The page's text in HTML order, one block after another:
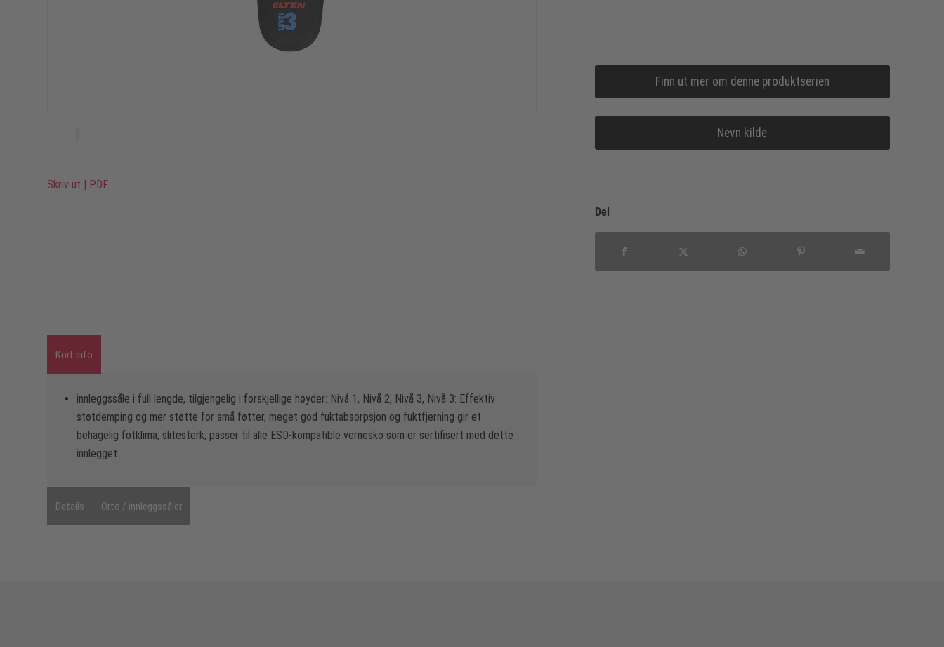
Skriv ut | PDF
Finn ut mer om denne produktserien
Nevn kilde
Del
Kort info
innleggssåle i full lengde, tilgjengelig i forskjellige høyder: Nivå 1, Nivå 2, Nivå 3, Nivå 3: Effektiv
støtdemping og mer støtte for små føtter, meget god fuktabsorpsjon og fuktfjerning gir et
behagelig fotklima, slitesterk, passer til alle ESD-kompatible vernesko som er sertifisert med dette
innlegget
Details Orto / innleggssåler